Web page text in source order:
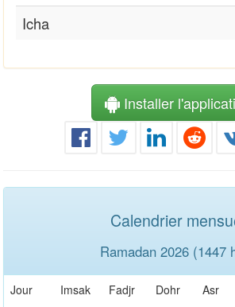
Icha
Installer
Calendrier
Ramadan 2026 (1447
Jour Imsak Fadjr Dohr Asr